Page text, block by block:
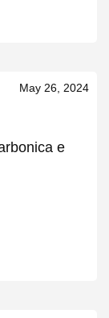
May 26, 2024
e